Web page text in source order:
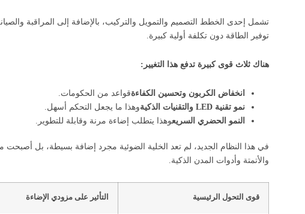
تشمل إحدى الخطط التصميم والتمويل والتركيب، بالإضافة إلى المراقبة
توفير الطاقة دون تكلفة أولية كبيرة.
هناك ثلاث قوى كبيرة تدفع هذا التغيير:
انخفاض الكربون وتحسين الكفاءةقواعد من الحكومات.
نمو تقنية LED والتقنيات الذكية
وهذا ما يجعل التحكم أسهل.
النمو الحضري السريعوهذا يتطلب إضاءة مرنة وقابلة للتطوير.
في هذا النظام الجديد، لم تعد الخلية الضوئية مجرد إضافة بسيطة، بل أصبحت
والأتمتة وأدوات المدن الذكية.
قوى التحول الرئيسية التأثير على مزودي الإضاءة